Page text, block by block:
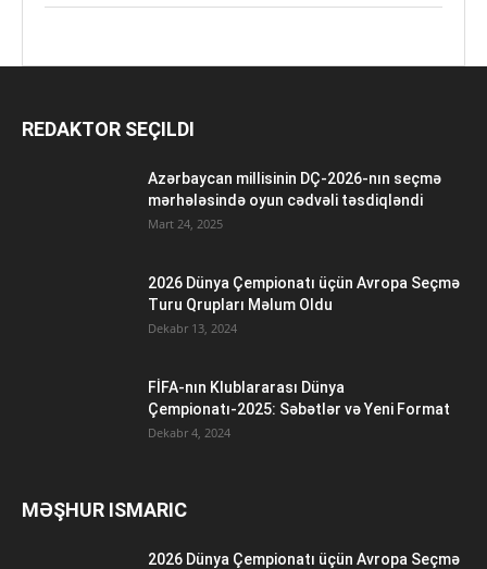
REDAKTOR SEÇILDI
Azərbaycan millisinin DÇ-2026-nın seçmə
mərhələsində oyun cədvəli təsdiqləndi
Mart 24, 2025
2026 Dünya Çempionatı üçün Avropa Seçmə
Turu Qrupları Məlum Oldu
Dekabr 13, 2024
FİFA-nın Klublararası Dünya
Çempionatı-2025: Səbətlər və Yeni Format
Dekabr 4, 2024
MƏŞHUR ISMARIC
2026 Dünya Çempionatı üçün Avropa Seçmə